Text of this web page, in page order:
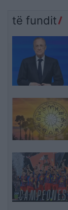
të fundit